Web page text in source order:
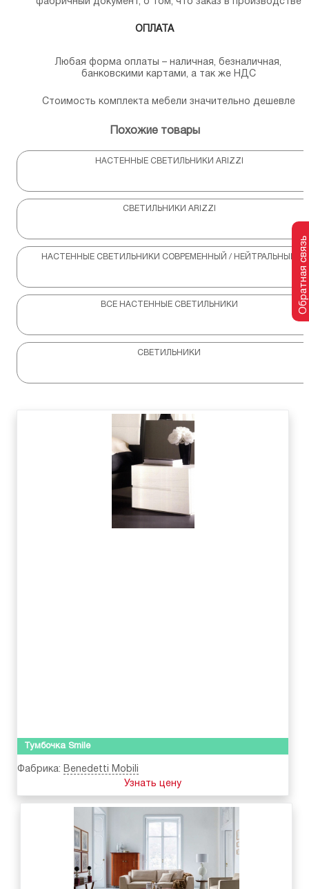
ОПЛАТА
Любая форма оплаты – наличная, безналичная,
банковскими картами, а так же НДС
Стоимость комплекта мебели значительно дешевле
Похожие товары
НАСТЕННЫЕ СВЕТИЛЬНИКИ ARIZZI
СВЕТИЛЬНИКИ ARIZZI
НАСТЕННЫЕ СВЕТИЛЬНИКИ СОВРЕМЕННЫЙ / НЕЙТРАЛЬНЫЙ
ВСЕ НАСТЕННЫЕ СВЕТИЛЬНИКИ
СВЕТИЛЬНИКИ
Тумбочка Smile
Фабрика: Benedetti Mobili
Узнать цену
Обратная связь